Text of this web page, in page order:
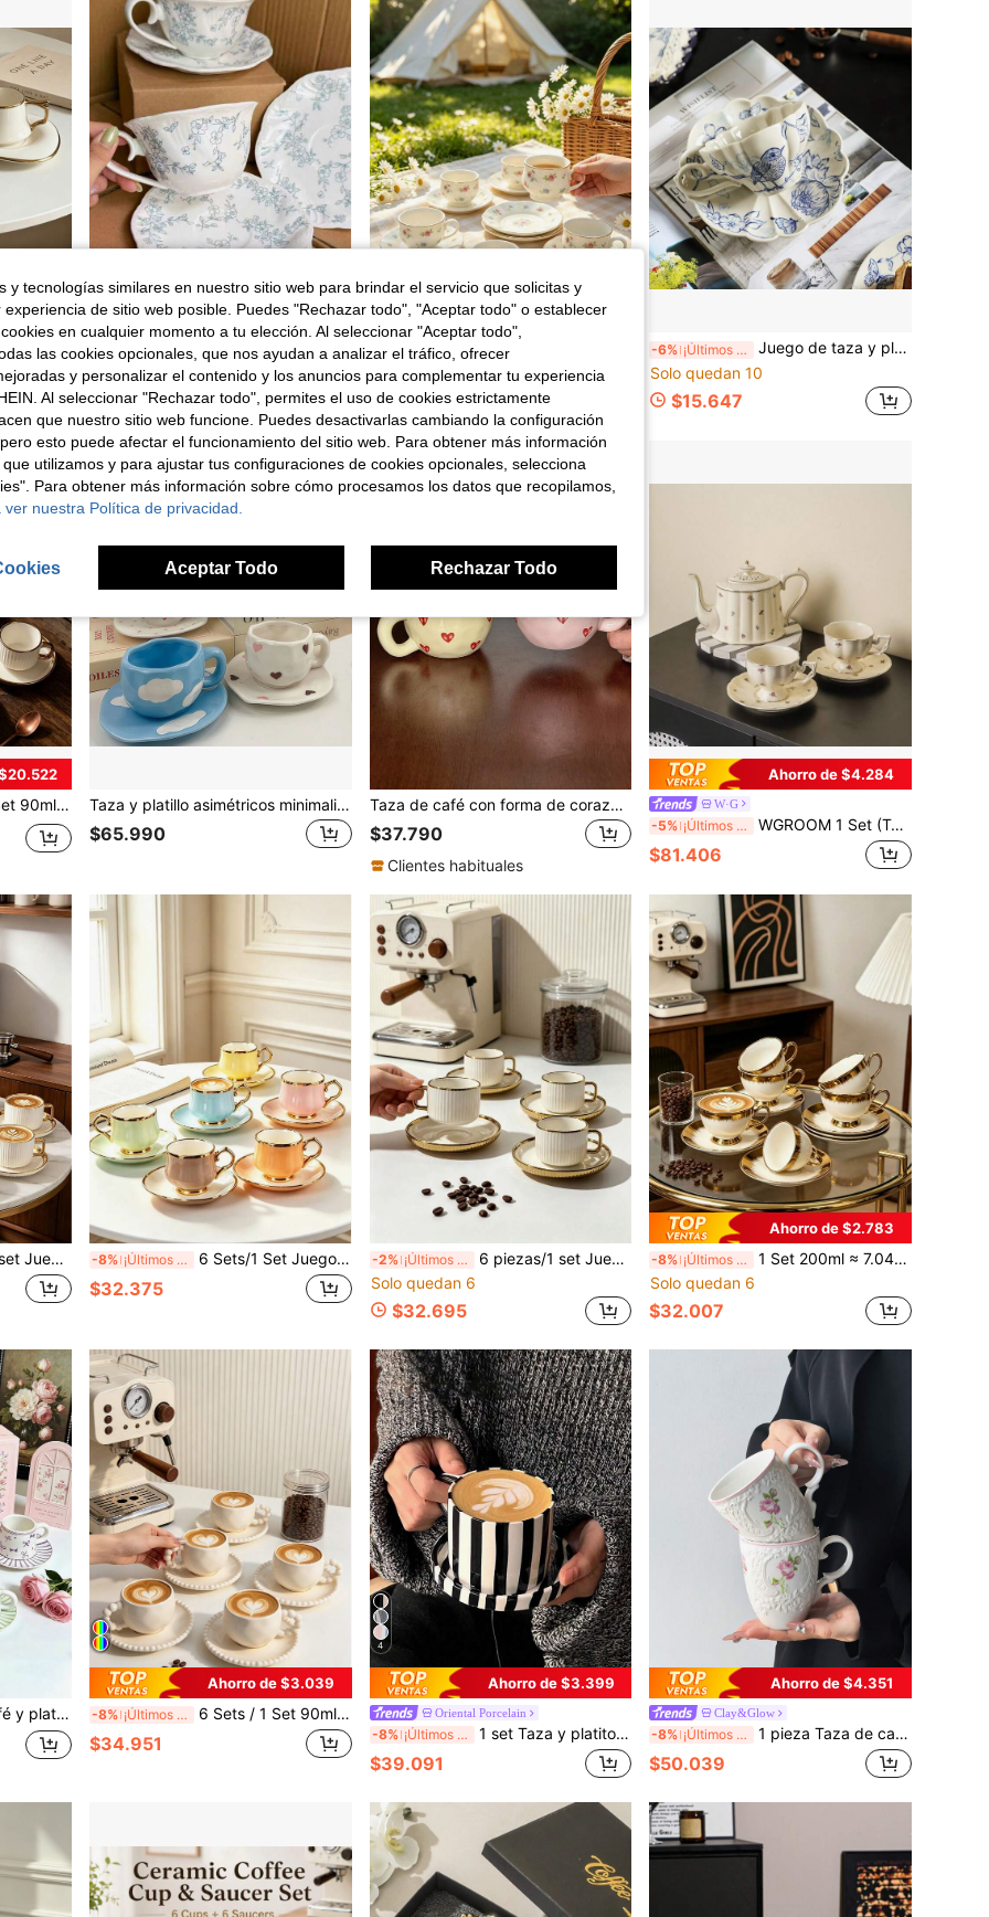
de Inauguración de Casa y Boda, Decoración de Cocina y Cafetería, Regalo Perfecto de Cumpleaños y Día de la Madre para Mujeres y Amantes del Té, Regalo del Día del Padre, Regalo para el Maestro, Regalo de Graduación -12% Juego de taza de café y platillo de cerámica estilo francés, plato para merienda de té de la tarde, plato de postre, taza para arte latte, taza de té con flores, elegante juego de taza de café y platillo para uso diario, taza de leche para desayuno y plato para pan, perfecto como regalo para mayores y mejores amigos
Solo quedan 3
$6.000
-8% ¡Últimos 2 días
Juego de 6/1 tazas de espresso y platos de 90ml con diseño floral pastoral fresco, incluye taza de café y plato, apto para lavavajillas. Adecuado para hotel, restaurante, hogar, cafetería, té de la tarde, beber café, té de flores, regalo personalizado, recuerdo, suministros de cocina, fiesta, reunión, cumpleaños, regalo de boda y cena. Adecuado como regalo del Día de San Valentín para él, Día de la Madre, regalo del Día del Padre
Solo quedan 5
$35.043
-6% ¡Últimos 2 días
Juego de taza y platillo con patrón de pájaro azul y blanco vintage, taza con forma de pétalo asimétrico, taza de café para arte latte, juego de té de la tarde, adecuado para el hogar, restaurante y cafetería, regalo de vacaciones, regalo de cumpleaños, regalo de vuelta a la escuela, regalo de inauguración de la casa
Solo quedan 10
$15.647
de Cocina de Verano, Decoración de Cumpleaños, Cocina, Juego de Taza y Plato de Espresso, Juego de Tazas de Café, Juego de Tazas de Té, Juego de Tazas de Cerámica Taza y platillo asimétricos minimalistas de cerámica, exclusivo set para desayuno, leche, café, oficina, dormitorio
$65.990
Taza de café con forma de corazón de cerámica dulce, taza de cerámica de alta calidad, taza de cerámica creativa, taza de agua rosa, taza de té de cerámica con forma de corazón hecha a mano, taza de café/latte de oficina
$37.790
Clientes habituales
Ahorro de $4.284
W·G
-5% ¡Últimos 2 días WGROOM 1 Set (Taza y platillo individuales / Tetera individual / Caja de regalo de 1 tetera 2 tazas y platillos) Taza de café y platillo de cerámica para el hogar, cocina, comedor, sala de estar, taza de café americano, taza de agua, taza de té, taza, botella de agua, juego de tetera industrial, adecuado para exteriores, bodas, fiestas, regalos, cumpleaños
$81.406
cocina, festival, fiesta, cumpleaños, boda y cena. Regalo del Día de San Valentín para él, Regalo del Día de San Valentín (estante de hierro no incluido) -8% ¡Últimos 2 días 6 Sets/1 Set Juego de Taza de Café y Plato de Cerámica Colorida y Taza de Té, con Asa Resistente al Calor, Apto para Lavavajillas. Adecuado para Disfrutar del Té de la Tarde, Postres y Espresso, También como Juego de Regalo o Regalo de Vuelta a la Escuela. Igualmente Aplicable para Reuniones en el Hogar, Degustación de Café, Té y Postres, Así como Regalos de Inauguración de Casa y Bodas
$32.375
-2% ¡Últimos 3 días
6 piezas/1 set Juego de té de cerámica de lujo con borde dorado 90ML/3.OZ, incluye taza de café y platillo, (estante de hierro no incluido)/Espresso, apto para lavavajillas. Perfecto para cocina del hogar, decoración de mesa, té de la tarde, beber café, regalo personalizado, accesorios de cocina, Ramadán, fiesta, cumpleaños, boda y cena. Regalo del Día de San Valentín para él, Regalo del Día de San Valentín (estante de hierro no incluido)
Solo quedan 6
$32.695
Ahorro de $2.783
-8% ¡Últimos 2 días
1 Set 200ml ≈ 7.04 Oz / 90ml ≈ 3.17 Oz Juego de taza y platillo de café con borde dorado de lujo, taza de latte de porcelana blanca elegante con borde degradado dorado, estilo europeo moderno de lujo con borde dorado, vajilla de cerámica adecuada para latte/capuchino, regalo ideal para el Día de la Madre para mamá y amantes del café, excelente para oficina en casa, cocina, té de la tarde, despedida de soltera, boda, desayuno, cena, cafetería
Solo quedan 6
$32.007
del café, excelente regalo para Eid, mejor amiga, combina practicidad y atmósfera
Ahorro de $3.039
-8% ¡Últimos 2 días 6 Sets / 1 Set 90ml (Aprox. 3oz) Juego de Taza y Plato de Cerámica con Borde de Perlas Falsas Estilo Vintage Francés, Vajilla de Bebida de Estética Minimalista Adecuada para Uso en Cafetería Doméstica, Tazas de Espresso para Té de la Tarde, Regalo del Día de la Madre, Regalo de Graduación, Elemento Esencial de Cocina de Verano, Decoración de Cumpleaños, Regalos de Graduación para Niñas, Cesta de Café y Té, Bebida Suave, Bebida Suave
$34.951
4
Ahorro de $3.399
Oriental Porcelain
-8% ¡Últimos 2 días 1 set Taza y platito de cerámica con estilo nórdico de rayas, Set de taza cilíndrica y platito de café con leche al estilo americano, Taza para beber en el hogar, Elegante set de taza y platito para el té de la tarde
$39.091
Ahorro de $4.351
Clay&Glow
-8% ¡Últimos 2 días 1 pieza Taza de café de cerámica con relieve de rosa vintage francés, taza de cerámica de gran capacidad, taza de té con diseño de relieve estilo corte, adecuada para té de menta, latte, espresso, americano, capuchino, hogar, cafetería, oficina
$50.039
y tecnologías similares en nuestro sitio web para brindar el servicio que solicitas y
de sitio web posible. Puedes "Rechazar todo", "Aceptar todo" o establecer
en cualquier momento a tu elección. Al seleccionar "Aceptar todo",
las cookies opcionales, que nos ayudan a analizar el tráfico, ofrecer
y personalizar el contenido y los anuncios para complementar tu experiencia
Al seleccionar "Rechazar todo", permites el uso de cookies estrictamente
que nuestro sitio web funcione. Puedes desactivarlas cambiando la configuración
esto puede afectar el funcionamiento del sitio web. Para obtener más información
utilizamos y para ajustar tus configuraciones de cookies opcionales, selecciona
Para obtener más información sobre cómo procesamos los datos que recopilamos,
nuestra Política de privacidad.
Aceptar Todo Rechazar Todo